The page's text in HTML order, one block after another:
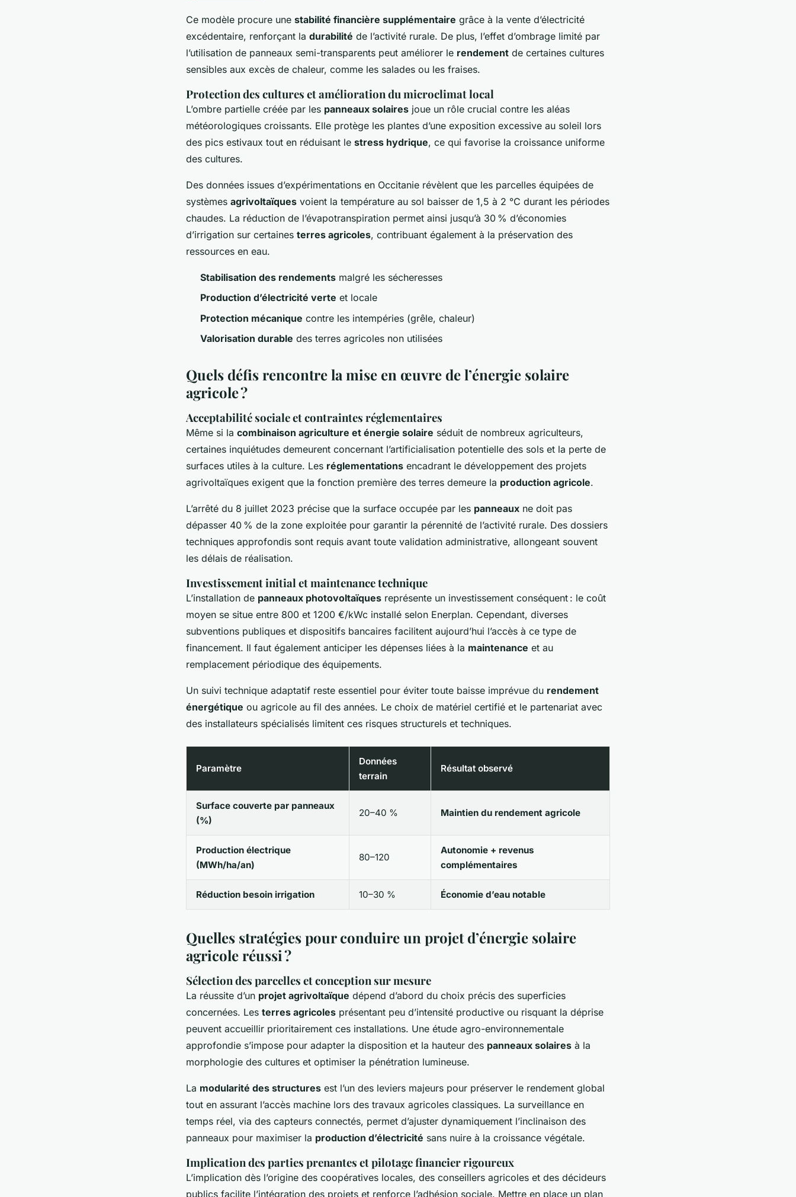
Ce modèle procure une stabilité financière supplémentaire grâce à la vente d’électricité
excédentaire, renforçant la durabilité de l’activité rurale. De plus, l’effet d’ombrage limité par
l’utilisation de panneaux semi-transparents peut améliorer le rendement de certaines cultures
sensibles aux excès de chaleur, comme les salades ou les fraises.
Protection des cultures et amélioration du microclimat local
L’ombre partielle créée par les panneaux solaires joue un rôle crucial contre les aléas
météorologiques croissants. Elle protège les plantes d’une exposition excessive au soleil lors
des pics estivaux tout en réduisant le stress hydrique, ce qui favorise la croissance uniforme
des cultures.
Des données issues d’expérimentations en Occitanie révèlent que les parcelles équipées de
systèmes agrivoltaïques voient la température au sol baisser de 1,5 à 2 °C durant les périodes
chaudes. La réduction de l’évapotranspiration permet ainsi jusqu’à 30 % d’économies
d’irrigation sur certaines terres agricoles, contribuant également à la préservation des
ressources en eau.
Stabilisation des rendements malgré les sécheresses
Production d’électricité verte et locale
Protection mécanique contre les intempéries (grêle, chaleur)
Valorisation durable des terres agricoles non utilisées
Quels défis rencontre la mise en œuvre de l’énergie solaire
agricole ?
Acceptabilité sociale et contraintes réglementaires
Même si la combinaison agriculture et énergie solaire séduit de nombreux agriculteurs,
certaines inquiétudes demeurent concernant l’artificialisation potentielle des sols et la perte de
surfaces utiles à la culture. Les réglementations encadrant le développement des projets
agrivoltaïques exigent que la fonction première des terres demeure la production agricole.
L’arrêté du 8 juillet 2023 précise que la surface occupée par les panneaux ne doit pas
dépasser 40 % de la zone exploitée pour garantir la pérennité de l’activité rurale. Des dossiers
techniques approfondis sont requis avant toute validation administrative, allongeant souvent
les délais de réalisation.
Investissement initial et maintenance technique
L’installation de panneaux photovoltaïques représente un investissement conséquent : le coût
moyen se situe entre 800 et 1200 €/kWc installé selon Enerplan. Cependant, diverses
subventions publiques et dispositifs bancaires facilitent aujourd’hui l’accès à ce type de
financement. Il faut également anticiper les dépenses liées à la maintenance et au
remplacement périodique des équipements.
Un suivi technique adaptatif reste essentiel pour éviter toute baisse imprévue du rendement
énergétique ou agricole au fil des années. Le choix de matériel certifié et le partenariat avec
des installateurs spécialisés limitent ces risques structurels et techniques.
Paramètre
Données
terrain
Résultat observé
Surface couverte par panneaux
(%)
20–40 % Maintien du rendement agricole
Production électrique
(MWh/ha/an)
80–120
Autonomie + revenus
complémentaires
Réduction besoin irrigation 10–30 % Économie d’eau notable
Quelles stratégies pour conduire un projet d’énergie solaire
agricole réussi ?
Sélection des parcelles et conception sur mesure
La réussite d’un projet agrivoltaïque dépend d’abord du choix précis des superficies
concernées. Les terres agricoles présentant peu d’intensité productive ou risquant la déprise
peuvent accueillir prioritairement ces installations. Une étude agro-environnementale
approfondie s’impose pour adapter la disposition et la hauteur des panneaux solaires à la
morphologie des cultures et optimiser la pénétration lumineuse.
La modularité des structures est l’un des leviers majeurs pour préserver le rendement global
tout en assurant l’accès machine lors des travaux agricoles classiques. La surveillance en
temps réel, via des capteurs connectés, permet d’ajuster dynamiquement l’inclinaison des
panneaux pour maximiser la production d’électricité sans nuire à la croissance végétale.
Implication des parties prenantes et pilotage financier rigoureux
L’implication dès l’origine des coopératives locales, des conseillers agricoles et des décideurs
publics facilite l’intégration des projets et renforce l’adhésion sociale. Mettre en place un plan